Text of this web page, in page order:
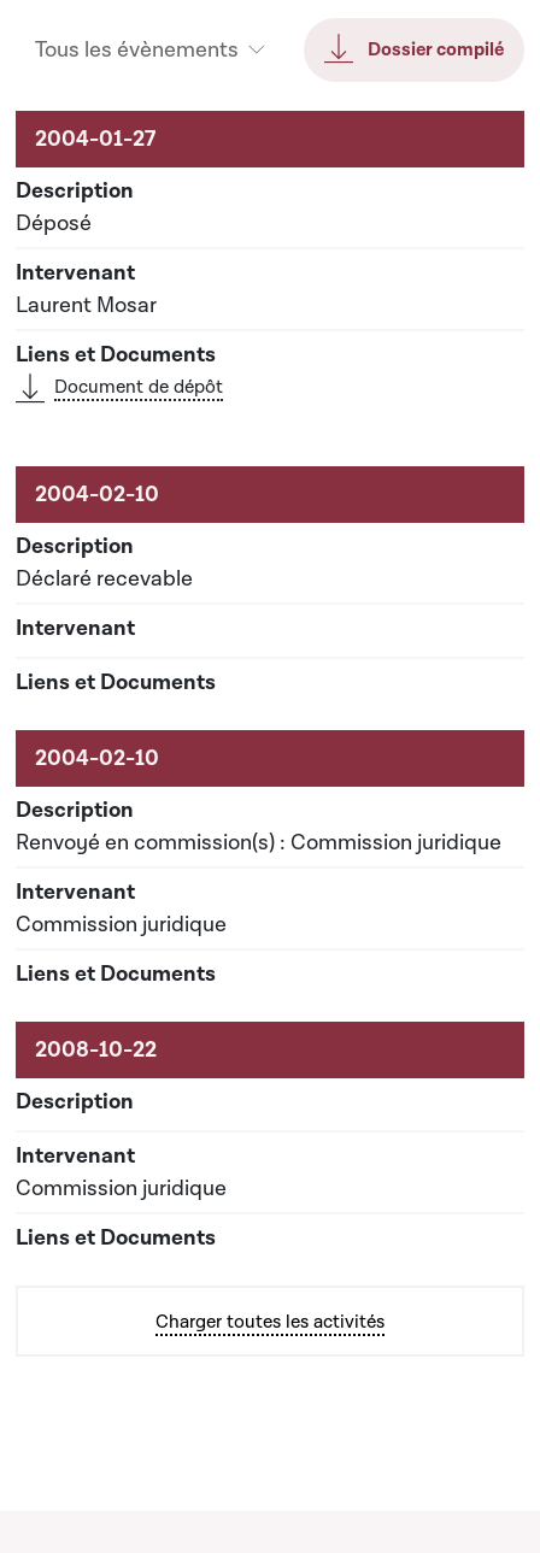
Tous les évènements Dossier compilé
Activités sur le dossier
Déposé
Laurent Mosar
Document de dépôt
Déclaré recevable
Renvoyé en commission(s) : Commission juridique
Commission juridique
Commission juridique
Charger toutes les activités